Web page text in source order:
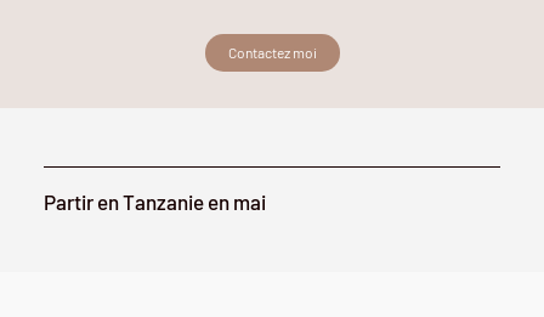
Contactez moi
Partir en Tanzanie en mai